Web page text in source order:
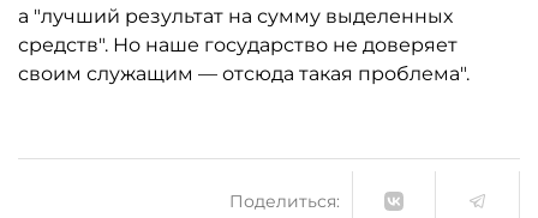
а "лучший результат на сумму выделенных
средств". Но наше государство не доверяет
своим служащим — отсюда такая проблема".
Поделиться: